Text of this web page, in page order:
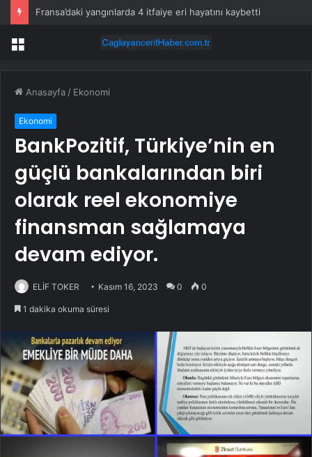
Fransa’daki yangınlarda 4 itfaiye eri hayatını kaybetti
Menü
Anasayfa / Ekonomi
Ekonomi
BankPozitif, Türkiye’nin en
güçlü bankalarından biri
olarak reel ekonomiye
finansman sağlamaya
devam ediyor.
ELİF TOKER Kasım 16, 2023 0 0
1 dakika okuma süresi